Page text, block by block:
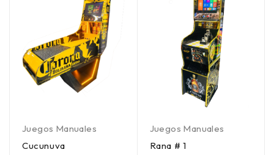
Juegos Manuales
Cucunuva
Juegos Manuales
Rana # 1